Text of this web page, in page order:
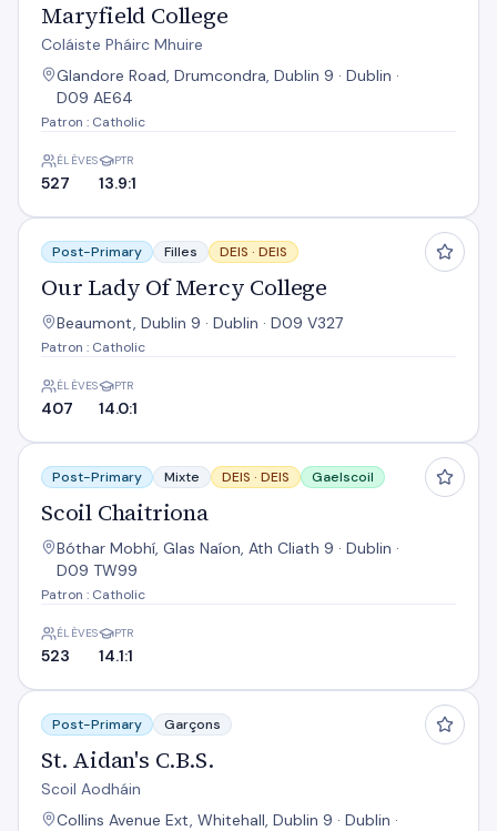
Maryfield College
Coláiste Pháirc Mhuire
Glandore Road, Drumcondra, Dublin 9 · Dublin ·
D09 AE64
Patron : Catholic
ÉLÈVES
527
PTR
13.9:1
Our Lady Of Mercy College
Post-Primary Filles DEIS · DEIS
Our Lady Of Mercy College
Beaumont, Dublin 9 · Dublin · D09 V327
Patron : Catholic
ÉLÈVES
407
PTR
14.0:1
Scoil Chaitriona
Post-Primary Mixte DEIS · DEIS Gaelscoil
Scoil Chaitriona
Bóthar Mobhí, Glas Naíon, Ath Cliath 9 · Dublin ·
D09 TW99
Patron : Catholic
ÉLÈVES
523
PTR
14.1:1
St. Aidan's C.B.S.
Post-Primary Garçons
St. Aidan's C.B.S.
Scoil Aodháin
Collins Avenue Ext, Whitehall, Dublin 9 · Dublin ·